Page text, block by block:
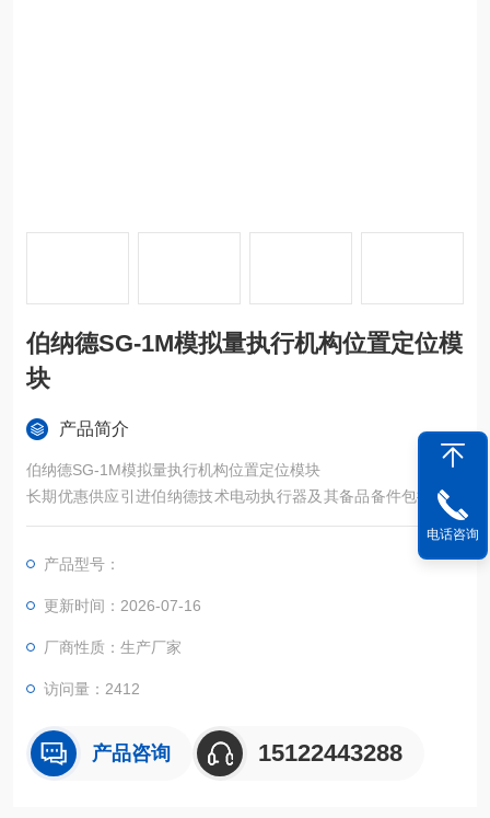
伯纳德SG-1M模拟量执行机构位置定位模
块
产品简介
伯纳德SG-1M模拟量执行机构位置定位模块
长期优惠供应引进伯纳德技术电动执行器及其备品备件包括：减
速器、电机、控制箱、GAMX-T-2001、GAMX-D、GAMX-200
4、GAMX-2005、GAMX-2007、GAMX-2K系列线路板、制动
板、输出板、YF-220A功率控制模块、电位器、凸轮机构。
产品型号：
更新时间：2026-07-16
厂商性质：生产厂家
访问量：2412
产品咨询 15122443288
电话咨询